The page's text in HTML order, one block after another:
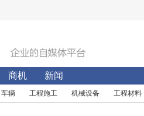
商机 新闻
车辆 工程施工 机械设备 工程材料